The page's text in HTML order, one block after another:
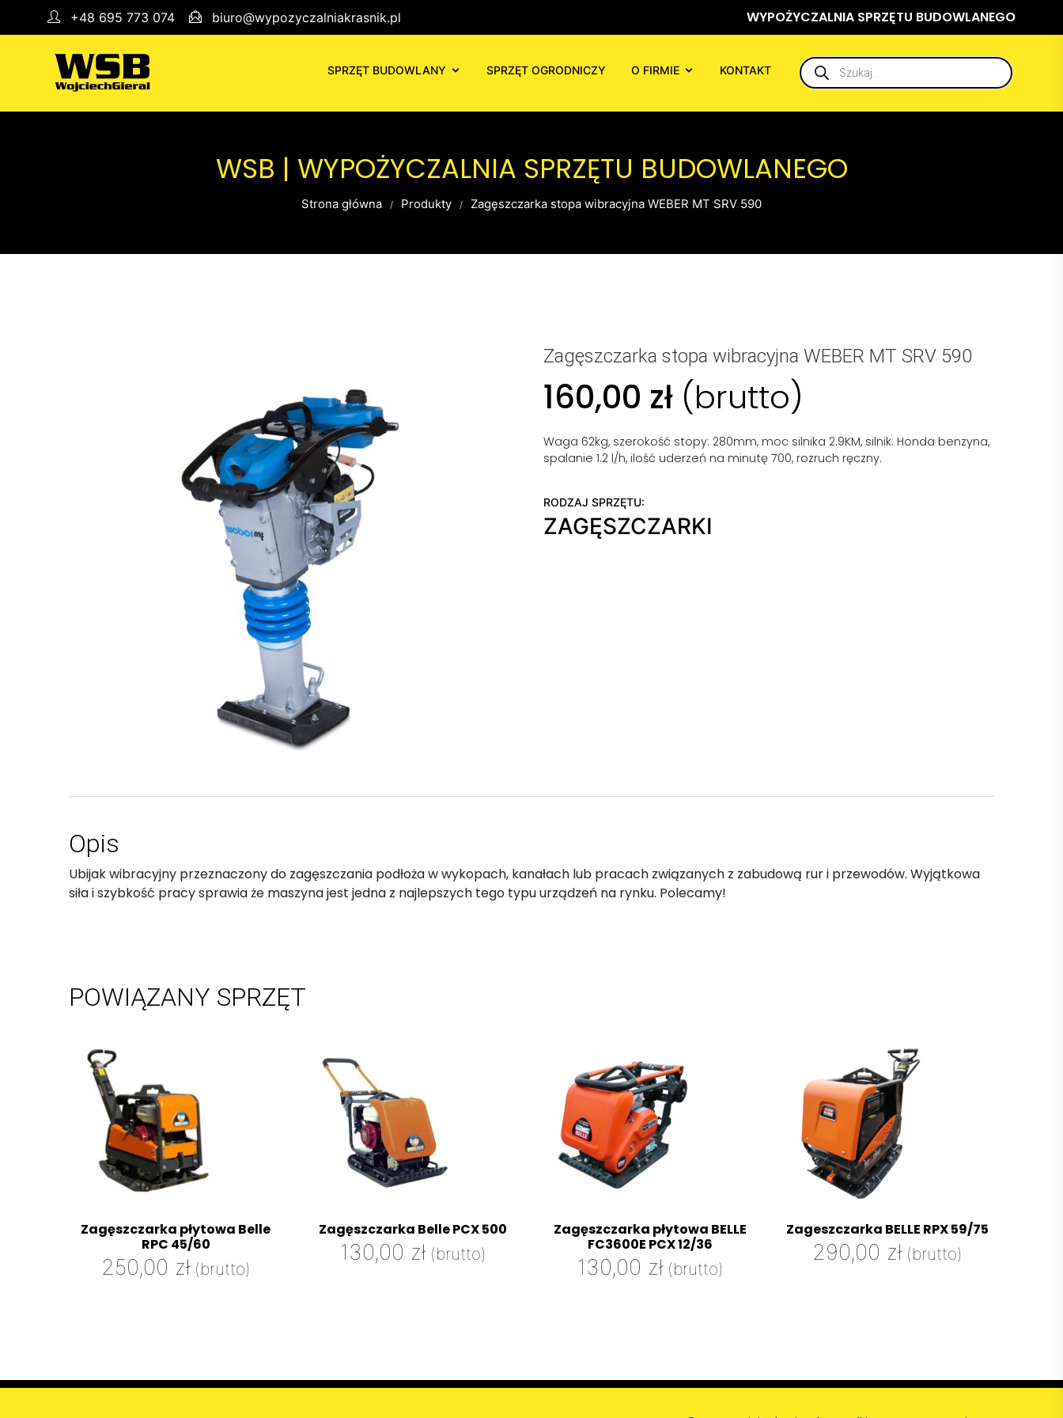
+48 695 773 074 biuro@wypozyczalniakrasnik.pl WYPOŻYCZALNIA SPRZĘTU BUDOWLANEGO
SPRZĘT BUDOWLANY SPRZĘT OGRODNICZY O FIRMIE KONTAKT
Wyszukiwarka
produktów
WSB | WYPOŻYCZALNIA SPRZĘTU BUDOWLANEGO
Strona główna Produkty Zagęszczarka stopa wibracyjna WEBER MT SRV 590
Zagęszczarka stopa wibracyjna WEBER MT SRV 590
160,00 zł (brutto)
Waga 62kg, szerokość stopy: 280mm, moc silnika 2.9KM, silnik: Honda benzyna,
spalanie 1.2 l/h, ilość uderzeń na minutę 700, rozruch ręczny.
RODZAJ SPRZĘTU:
ZAGĘSZCZARKI
Opis
Ubijak wibracyjny przeznaczony do zagęszczania podłoża w wykopach, kanałach lub pracach związanych z zabudową rur i przewodów. Wyjątkowa
siła i szybkość pracy sprawia że maszyna jest jedna z najlepszych tego typu urządzeń na rynku. Polecamy!
POWIĄZANY SPRZĘT
Zagęszczarka płytowa Belle
RPC 45/60
250,00 zł (brutto)
Zagęszczarka Belle PCX 500
130,00 zł (brutto)
Zagęszczarka płytowa BELLE
FC3600E PCX 12/36
130,00 zł (brutto)
Zageszczarka BELLE RPX 59/75
290,00 zł (brutto)